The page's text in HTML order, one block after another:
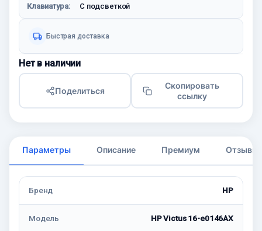
Клавиатура: C подсветкой
Быстрая доставка
Нет в наличии
Поделиться
Скопировать
ссылку
Параметры Описание Премиум Отзывы
Бренд HP
Модель HP Victus 16-e0146AX